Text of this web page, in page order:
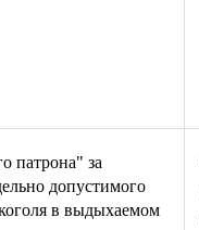
патрона" за
допустимого
в выдыхаемом